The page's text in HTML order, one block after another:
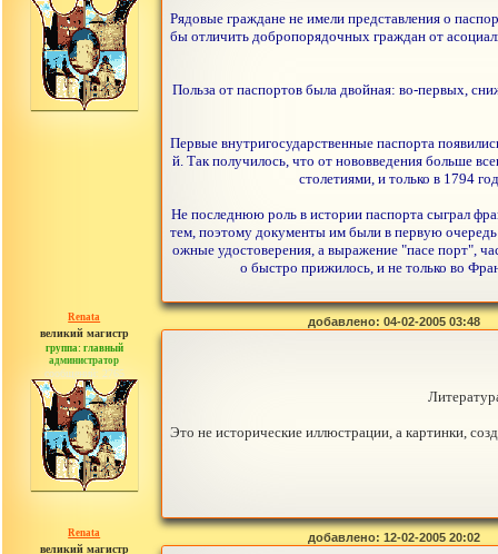
Рядовые граждане не имели представления о
бы отличить добропорядочных граждан от
Польза от паспортов была двойная: во-первых,
Первые внутригосударственные паспорта
й. Так получилось, что от нововведения больше
столетиями, и только в 1794
Не последнюю роль в истории паспорта сыграл
тем, поэтому документы им были в первую
ожные удостоверения, а выражение "пасе порт",
о быстро прижилось, и не только во
Renata
великий магистр
группа: главный
администратор
сообщений: 2765
добавлено: 04-02-2005 03:48
Это не исторические иллюстрации, а картинки,
Renata
великий магистр
добавлено: 12-02-2005 20:02